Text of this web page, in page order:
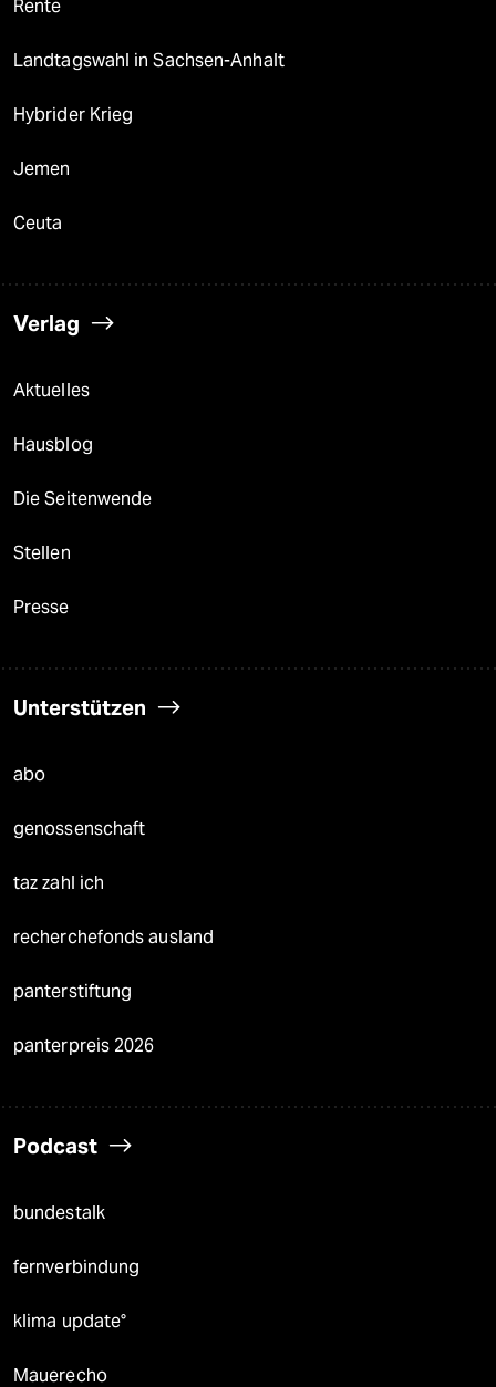
Rente
Landtagswahl in Sachsen-Anhalt
Hybrider Krieg
Jemen
Ceuta
Verlag
Aktuelles
Hausblog
Die Seitenwende
Stellen
Presse
Unterstützen
abo
genossenschaft
taz zahl ich
recherchefonds ausland
panterstiftung
panterpreis 2026
Podcast
bundestalk
fernverbindung
klima update°
Mauerecho